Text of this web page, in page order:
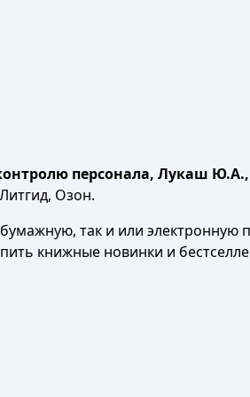
персонала, Лукаш Ю.А.,
Озон.
так и или электронную
книжные новинки и